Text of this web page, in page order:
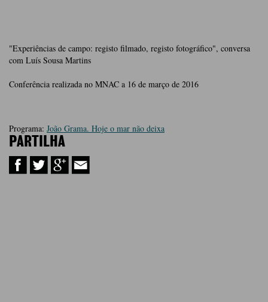
"Experiências de campo: registo filmado, registo fotográfico", conversa
com Luís Sousa Martins
Conferência realizada no MNAC a 16 de março de 2016
Programa: João Grama. Hoje o mar não deixa
PARTILHA